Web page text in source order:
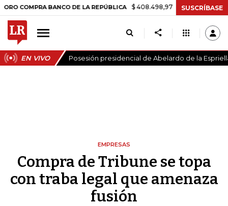
BANCO DE LA REPÚBLICA $ 408.498,97 +$ 8.753,81 +2,19%
SUSCRÍBASE
EN VIVO Posesión presidencial de Abelardo de la
EMPRESAS
Compra de Tribune se topa
con traba legal que amenaza
fusión